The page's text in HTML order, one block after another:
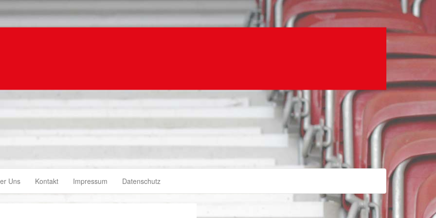
Uns Kontakt Impressum Datenschutz